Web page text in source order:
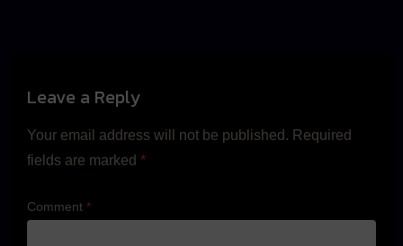
Leave a Reply
Your email address will not be published. Required
fields are marked *
Comment *